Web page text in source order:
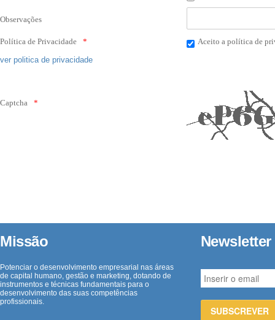
Observações
Política de Privacidade
Aceito a política de
ver politica de privacidade
Captcha
Missão
Potenciar o desenvolvimento empresarial nas áreas
de capital humano, gestão e marketing, dotando de
instrumentos e técnicas fundamentais para o
desenvolvimento das suas competências
profissionais.
Newsletter